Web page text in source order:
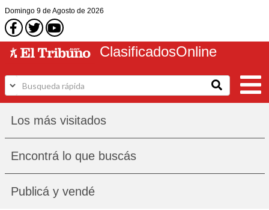
Domingo 9 de Agostode 2026
ClasificadosOnline
Los más visitados
Encontrá lo que buscás
Publicá y vendé